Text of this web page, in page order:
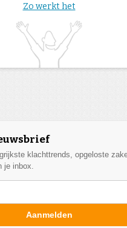
Zo werkt het
klachttrends, opgeloste
je inbox.
Aanmelden